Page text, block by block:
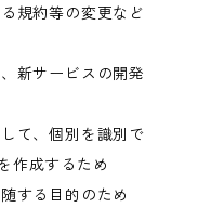
規約等の変更など
新サービスの開発
て、個別を識別で
作成するため
する目的のため